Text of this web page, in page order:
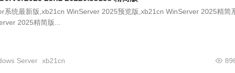
系统最新版,xb21cn WinServer 2025预览版,xb21cn WinServer 2025精简
2025精简版...
Server xb21cn